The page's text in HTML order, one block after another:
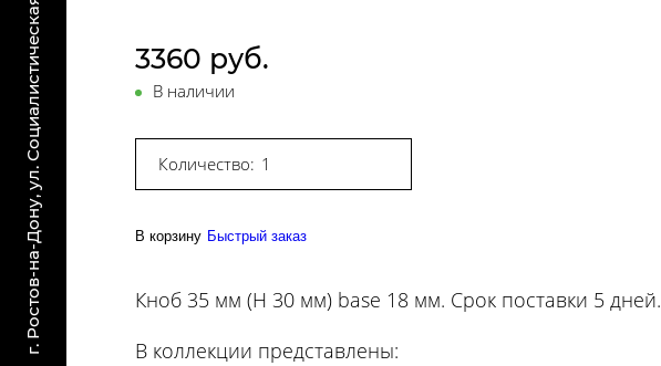
г. Ростов-на-Дону, ул. Социалистическая, 74, офис 214 3360 руб.
В наличии
Количество:
В корзину Быстрый заказ
Кноб 35 мм (H 30 мм) base 18 мм. Срок поставки 5 дней.
В коллекции представлены: